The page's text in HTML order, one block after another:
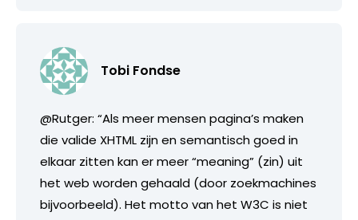
Tobi Fondse
@Rutger: “Als meer mensen pagina’s maken
die valide XHTML zijn en semantisch goed in
elkaar zitten kan er meer “meaning” (zin) uit
het web worden gehaald (door zoekmachines
bijvoorbeeld). Het motto van het W3C is niet